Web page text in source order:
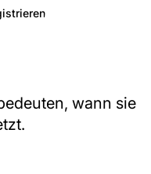
wann sie